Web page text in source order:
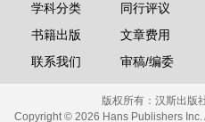
学科分类
书籍出版
联系我们
同行评议
文章费用
审稿/编委
版权所有： 汉斯出版
Copyright © 2026 Hans Publishers Inc.